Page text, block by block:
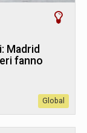
Madrid
fanno
Global